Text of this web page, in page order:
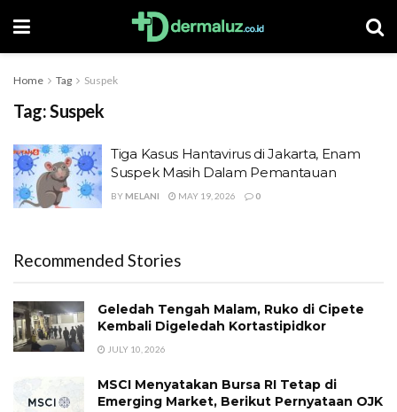
Home Tag Suspek
Tag:Suspek
Tiga Kasus Hantavirus di Jakarta, Enam
Suspek Masih Dalam Pemantauan
BY MELANI MAY 19, 2026 0
Recommended Stories
Geledah Tengah Malam, Ruko di Cipete
Kembali Digeledah Kortastipidkor
JULY 10, 2026
MSCI Menyatakan Bursa RI Tetap di
Emerging Market, Berikut Pernyataan OJK